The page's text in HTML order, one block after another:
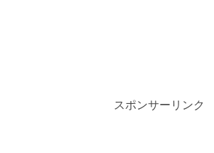
スポンサーリンク